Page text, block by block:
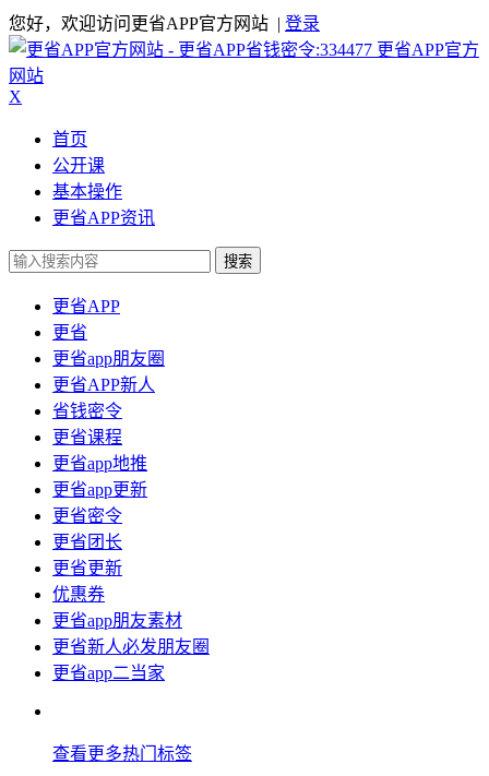
您好，欢迎访问更省APP官方网站 | 登录
更省APP官方
网站
X
首页
公开课
基本操作
更省APP资讯
搜索
更省APP
更省
更省app朋友圈
更省APP新人
省钱密令
更省课程
更省app地推
更省app更新
更省密令
更省团长
更省更新
优惠券
更省app朋友素材
更省新人必发朋友圈
更省app二当家
查看更多热门标签